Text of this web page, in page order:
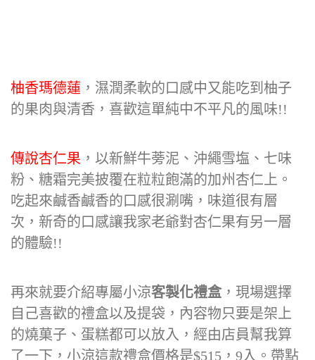
柚香瑪德蓮 ，濕潤柔軟的口感中又能吃到柚子
的果肉與清香，喜歡這單純中不平凡的風味!!
傳說杏仁果 ，以新鮮牛蒡泥、沖繩雪塩、七味
粉、糖霜完美披覆在粒粒飽滿的加州杏仁上。
吃起來鹹香鹹香的口感很涮嘴，味道很有層
次，新奇的口感讓我家老爺對杏仁果有另一層
的體驗!!
再來就要介紹專屬小涼客製化禮盒，現場選擇
自己喜歡的禮盒以及提袋，內容物只要是架上
的燒菓子、蛋糕都可以放入，經由店員幫我算
了一下，小涼這款禮盒價格是$515，9入。帶點